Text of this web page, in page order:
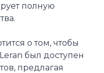
полную
о том, чтобы
был доступен
предлагая